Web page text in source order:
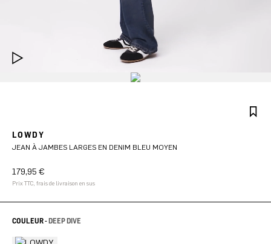
LOWDY
JEAN À JAMBES LARGES EN DENIM BLEU MOYEN
179,95 €
Prix TTC, frais de livraison en sus
COULEUR -DEEP DIVE